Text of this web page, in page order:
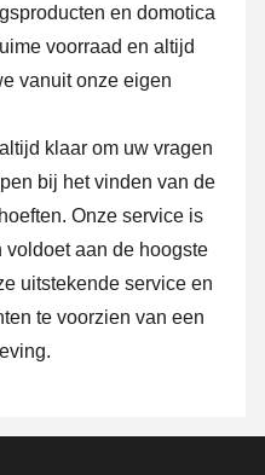
en domotica
voorraad en altijd
vanuit onze eigen
klaar om uw vragen
bij het vinden van de
Onze service is
aan de hoogste
uitstekende service en
te voorzien van een